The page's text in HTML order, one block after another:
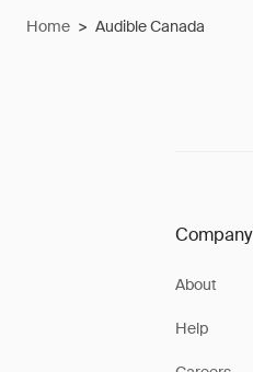
Home > Audible Canada
Company
About
Help